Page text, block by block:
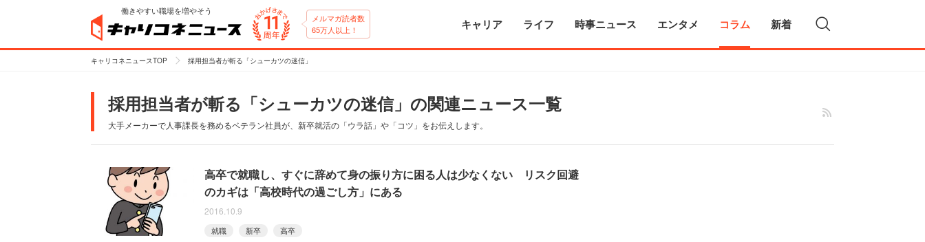
働きやすい職場を増やそう
メルマガ読者数
65万人以上！
キャリア ライフ 時事ニュース エンタメ コラム 新着
キャリコネニュースTOP 採用担当者が斬る「シューカツの迷信」
採用担当者が斬る「シューカツの迷信」の関連ニュース一覧
大手メーカーで人事課長を務めるベテラン社員が、新卒就活の「ウラ話」や「コツ」をお伝えします。
高卒で就職し、すぐに辞めて身の振り方に困る人は少なくない リスク回避
のカギは「高校時代の過ごし方」にある
2016.10.9
就職 新卒 高卒